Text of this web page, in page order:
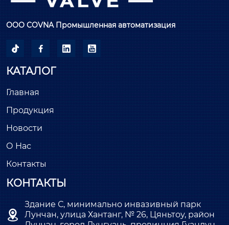
ООО COVNA Промышленная автоматизация
   
КАТАЛОГ
Главная
Продукция
Новости
О Нас
Контакты
КОНТАКТЫ

Здание С, минимально инвазивный парк
Лунчан, улица Хантанг, № 26, Цяньтоу, район